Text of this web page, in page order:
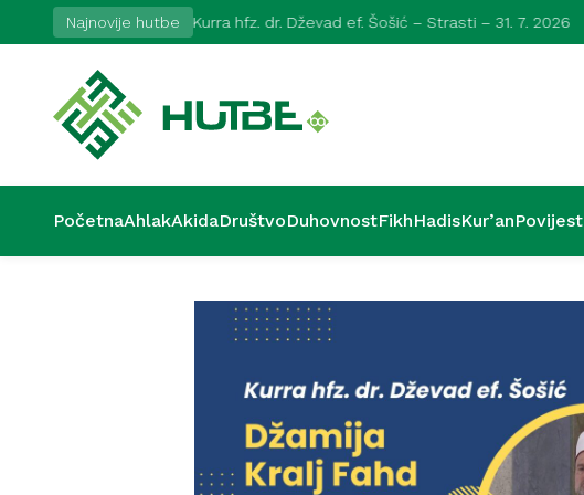
Najnovije hutbe Kurra hfz. dr. Dževad ef. Šošić – Strasti – 31. 7. 2026
PočetnaAhlakAkidaDruštvoDuhovnostFikhHadisKur’anPovijest